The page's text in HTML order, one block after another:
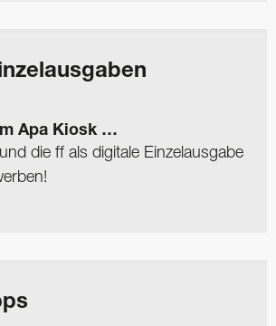
Apa Kiosk …
die ff als digitale Einzelausgabe